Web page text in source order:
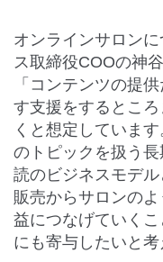
オンラインサロン
ス取締役COOの神
「コンテンツの提
す支援をするとこ
くと想定していま
のトピックを扱う
読のビジネスモデ
販売からサロンの
益につなげていく
にも寄与したいと考